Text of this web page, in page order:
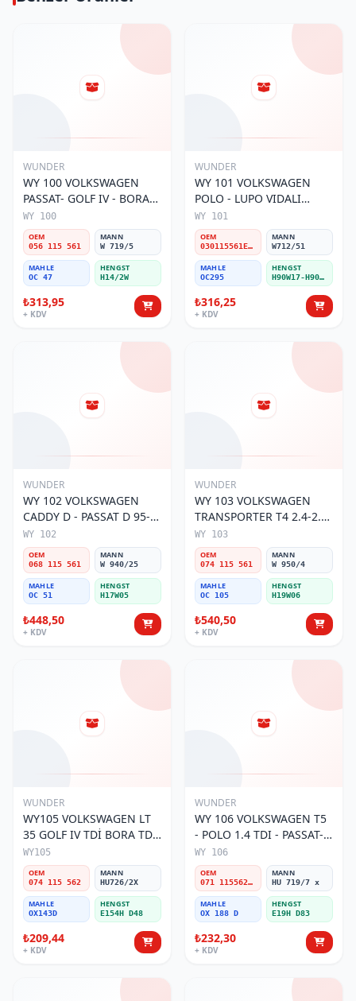
WUNDER
WY 100 VOLKSWAGEN
PASSAT- GOLF IV - BORA
056 115 561 Yağ Filtresi
WY 100
OEM
056 115 561
MANN
W 719/5
MAHLE
OC 47
HENGST
H14/2W
₺313,95
+ KDV
WUNDER
WY 101 VOLKSWAGEN
POLO - LUPO VIDALI
030115561E Yağ Filtresi
WY 101
OEM
030115561E / 030115561AA / 030115561AB / 030115561AD
MANN
W712/51
MAHLE
OC295
HENGST
H90W17-H90W11
₺316,25
+ KDV
WUNDER
WY 102 VOLKSWAGEN
CADDY D - PASSAT D 95-
01 068 115 561 Yağ
Filtresi
WY 102
OEM
068 115 561
MANN
W 940/25
MAHLE
OC 51
HENGST
H17W05
₺448,50
+ KDV
WUNDER
WY 103 VOLKSWAGEN
TRANSPORTER T4 2.4-2.5
MOTOR 074 115 561 Yağ
Filtresi
WY 103
OEM
074 115 561
MANN
W 950/4
MAHLE
OC 105
HENGST
H19W06
₺540,50
+ KDV
WUNDER
WY105 VOLKSWAGEN LT
35 GOLF IV TDİ BORA TDİ
074 115 562 Yağ Filtresi
WY105
OEM
074 115 562
MANN
HU726/2X
MAHLE
OX143D
HENGST
E154H D48
₺209,44
+ KDV
WUNDER
WY 106 VOLKSWAGEN T5
- POLO 1.4 TDI - PASSAT-
JETTA 03-11 071 115562 A
Yağ Filtresi
WY 106
OEM
071 115562 A
MANN
HU 719/7 x
MAHLE
OX 188 D
HENGST
E19H D83
₺232,30
+ KDV